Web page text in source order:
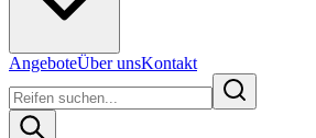
AngeboteÜber unsKontakt